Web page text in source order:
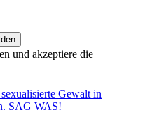
und akzeptiere die
Gewalt in
SAG WAS!